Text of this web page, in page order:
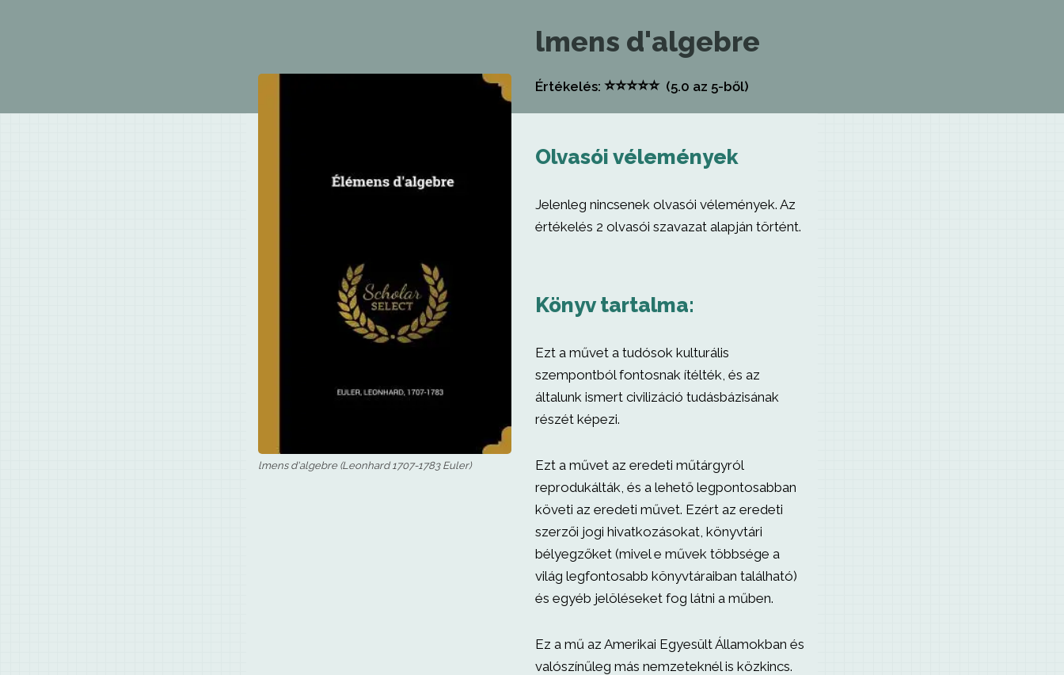
lmens d'algebre
Értékelés: ⭐⭐⭐⭐⭐(5.0 az 5-ből)
lmens d'algebre (Leonhard 1707-1783 Euler)
Olvasói vélemények
Jelenleg nincsenek olvasói vélemények. Az
értékelés 2 olvasói szavazat alapján történt.
Könyv tartalma:
Ezt a művet a tudósok kulturális
szempontból fontosnak ítélték, és az
általunk ismert civilizáció tudásbázisának
részét képezi.
Ezt a művet az eredeti műtárgyról
reprodukálták, és a lehető legpontosabban
követi az eredeti művet. Ezért az eredeti
szerzői jogi hivatkozásokat, könyvtári
bélyegzőket (mivel e művek többsége a
világ legfontosabb könyvtáraiban található)
és egyéb jelöléseket fog látni a műben.
Ez a mű az Amerikai Egyesült Államokban és
valószínűleg más nemzeteknél is közkincs.